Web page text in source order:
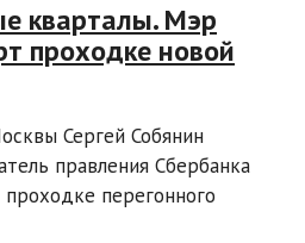
кварталы. Мэр
проходке новой
Сергей Собянин
правления Сбербанка
перегонного